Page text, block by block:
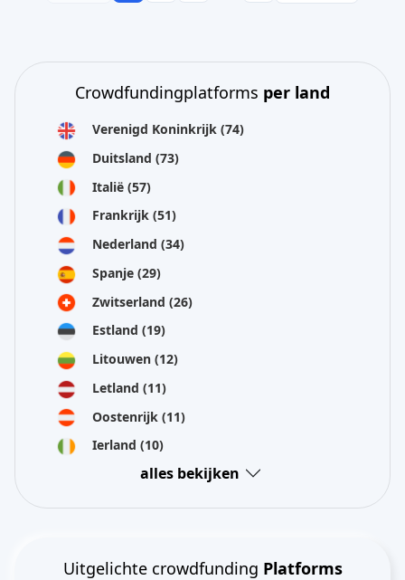
Crowdfundingplatforms per land
Verenigd Koninkrijk (74)
Duitsland (73)
Italië (57)
Frankrijk (51)
Nederland (34)
Spanje (29)
Zwitserland (26)
Estland (19)
Litouwen (12)
Letland (11)
Oostenrijk (11)
Ierland (10)
alles bekijken
Uitgelichte crowdfunding Platforms